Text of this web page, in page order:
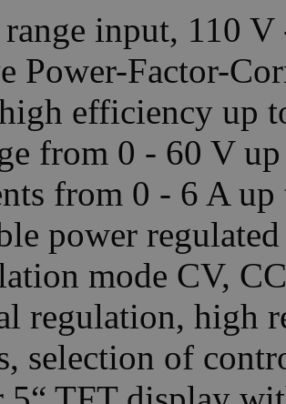
input, 110
Power-Factor-
efficiency up
from 0 - 60 V
from 0 - 6 A
power
mode CV,
regulation, high
selection of